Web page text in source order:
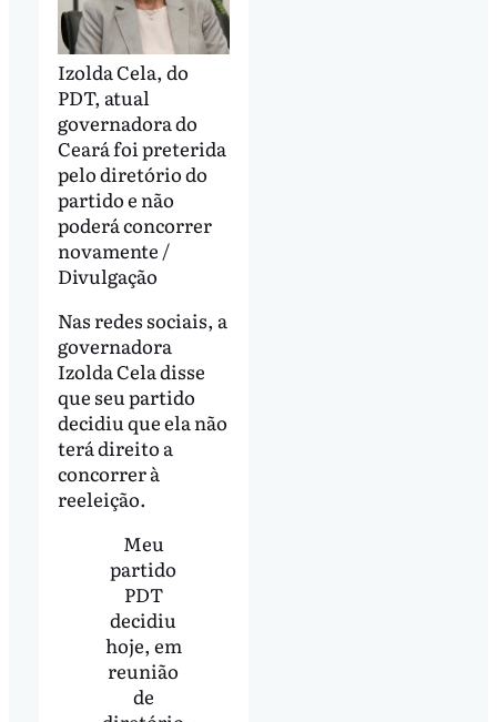
Izolda Cela, do
PDT, atual
governadora do
Ceará foi preterida
pelo diretório do
partido e não
poderá concorrer
novamente /
Divulgação
Nas redes sociais, a
governadora
Izolda Cela disse
que seu partido
decidiu que ela não
terá direito a
concorrer à
reeleição.
Meu
partido
PDT
decidiu
hoje, em
reunião
de